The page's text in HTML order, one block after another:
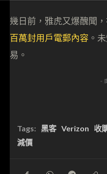
幾日前，雅虎又爆醜聞
百萬封用戶電郵內容 。
易。
-
Tags: 黑客 Verizon 收
減價